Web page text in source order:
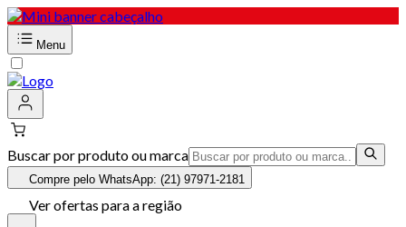
Menu
Buscar por produto ou marca
Compre pelo WhatsApp: (21) 97971-2181
Ver ofertas para a região